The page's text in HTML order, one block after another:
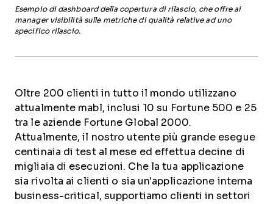
Esempio di dashboard della copertura di rilascio, che offre ai
manager visibilità sulle metriche di qualità relative ad uno
specifico rilascio.
Oltre 200 clienti in tutto il mondo utilizzano
attualmente mabl, inclusi 10 su Fortune 500 e 25
tra le aziende Fortune Global 2000.
Attualmente, il nostro utente più grande esegue
centinaia di test al mese ed effettua decine di
migliaia di esecuzioni. Che la tua applicazione
sia rivolta ai clienti o sia un'applicazione interna
business-critical, supportiamo clienti in settori